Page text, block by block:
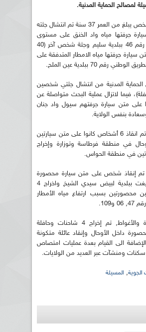
لمصالح الحماية المدنية.
ويتعلق الامر بشخص يبلغ من العمر 37 سنة تم انتشال جثته
جرفتها مياه واد الخنق على مستوى
الطريق الوطني رقم 46 ببلدية سليم وجثة شخص آخر (40
سيارة جرفتها مياه الامطار المتدفقة على
المدنية من انتشال جثتي شخصين
فيما لاتزال عملية البحث متواصلة عن
على متن سيارة جرفتهم سيول واد جنان
بنفس الولاية.
وبولاية الجلفة، تم انقاذ 6 أشخاص كانوا على متن سيارتين
في منطقة فرطاسة وتوزارة وإخراج
في منطقة الحواس.
تم إنقاذ شخص على متن سيارة محصورة
بالمياه بواد تفريغت ببلدية لبيض سيدي الشيخ واخراج 4
محصورتين بسبب ارتفاع مياه الأمطار
و109.
وبولايتي سعيدة والأغواط, تم إخراج 4 شاحنات وحافلة
داخل الأوحال وإنقاد عائلة متكونة
بالإضافة الى القيام بعدة عمليات امتصاص
ومنشآت عبر العديد من الولايات.
الجوية, المسيلة